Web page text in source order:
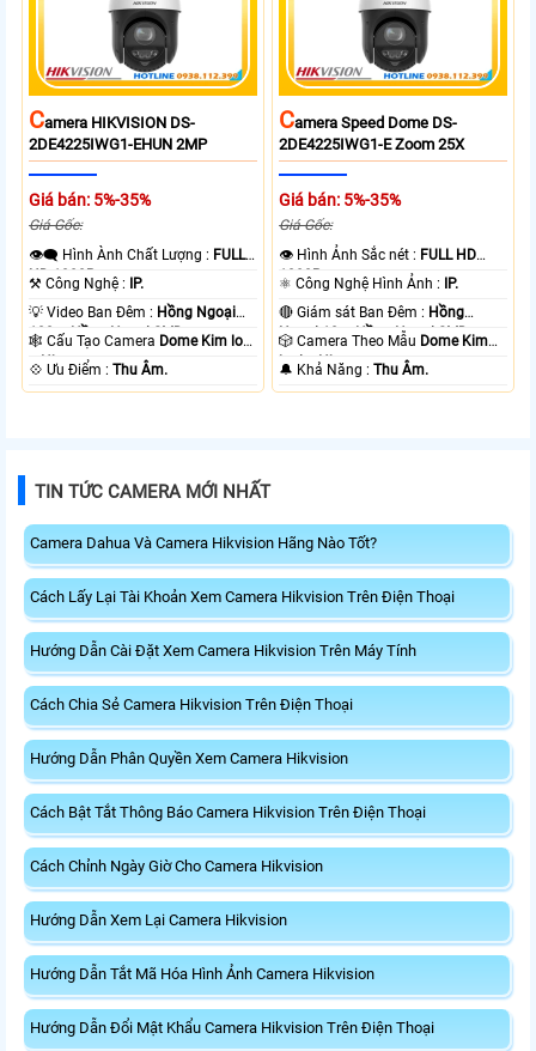
CAmera HIKVISION DS-
2DE4225IWG1-EHUN 2MP
Giá bán: 5%-35%
Giá Gốc:
👁️‍🗨 Hình Ành Chất Lượng : FULL
HD 1080P .
⚒ Công Nghệ :
IP.
💡 Video Ban Đêm : Hồng Ngoại
100m Hồng Ngoại SMD.
🕸️ Cấu Tạo Camera Dome Kim loại
+ Nhựa.
️💠 Ưu Điểm :Thu Âm.
CAmera Speed Dome DS-
2DE4225IWG1-E Zoom 25X
Giá bán: 5%-35%
Giá Gốc:
👁 Hình Ảnh Sắc nét : FULL HD
1080P .
⚛️ Công Nghệ Hình Ảnh :
IP.
🔴 Giám sát Ban Đêm : Hồng
Ngoại 10m Hồng Ngoại SMD.
🎲 Camera Theo Mẫu Dome Kim
loại + Nhựa.
️🔔 Khả Năng :Thu Âm.
TIN TỨC CAMERA MỚI NHẤT
Camera Dahua Và Camera Hikvision Hãng Nào Tốt?
Cách Lấy Lại Tài Khoản Xem Camera Hikvision Trên Điện Thoại
Hướng Dẫn Cài Đặt Xem Camera Hikvision Trên Máy Tính
Cách Chia Sẻ Camera Hikvision Trên Điện Thoại
Hướng Dẫn Phân Quyền Xem Camera Hikvision
Cách Bật Tắt Thông Báo Camera Hikvision Trên Điện Thoại
Cách Chỉnh Ngày Giờ Cho Camera Hikvision
Hướng Dẫn Xem Lại Camera Hikvision
Hướng Dẫn Tắt Mã Hóa Hình Ảnh Camera Hikvision
Hướng Dẫn Đổi Mật Khẩu Camera Hikvision Trên Điện Thoại